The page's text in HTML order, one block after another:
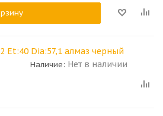
Et:40 Dia:57,1 алмаз черный
Наличие: Нет в наличии